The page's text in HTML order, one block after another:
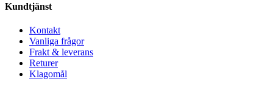
Kundtjänst
Kontakt
Vanliga frågor
Frakt & leverans
Returer
Klagomål